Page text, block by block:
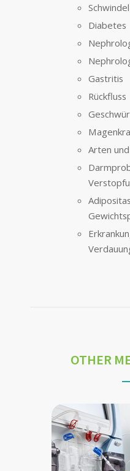
Schwindel
Diabetes
Gastritis
Rückfluss
Geschwür
Arten
OTHER